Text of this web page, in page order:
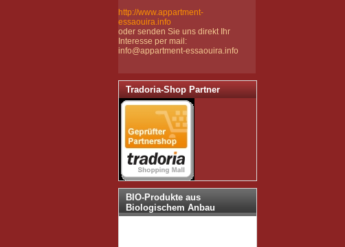
http://www.appartment-
essaouira.info
oder senden Sie uns direkt Ihr
Interesse per mail:
info@appartment-essaouira.info
Tradoria-Shop Partner
BIO-Produkte aus
Biologischem Anbau